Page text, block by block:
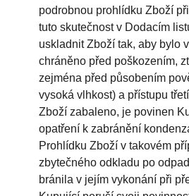
podrobnou prohlídku Zboží
tuto skutečnost v Dodacím
uskladnit Zboží tak, aby bylo
chráněno před poškozením,
zejména před působením
vysoká vlhkost) a přístupu
Zboží zabaleno, je povinen
opatření k zabránění
Prohlídku Zboží v takovém
zbytečného odkladu po
bránila v jejím vykonání při